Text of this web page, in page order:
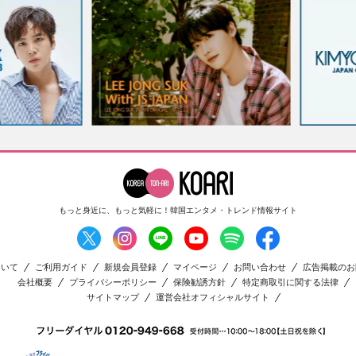
もっと身近に、もっと気軽に！ 韓国エンタメ・トレンド情報サイト
て ご利用ガイド 新規会員登録 マイページ お問い合わせ
広告掲載の
会社概要
プライバシーポリシー 保険勧誘方針
特定商取引に関する法律
サイトマップ
運営会社オフィシャルサイト